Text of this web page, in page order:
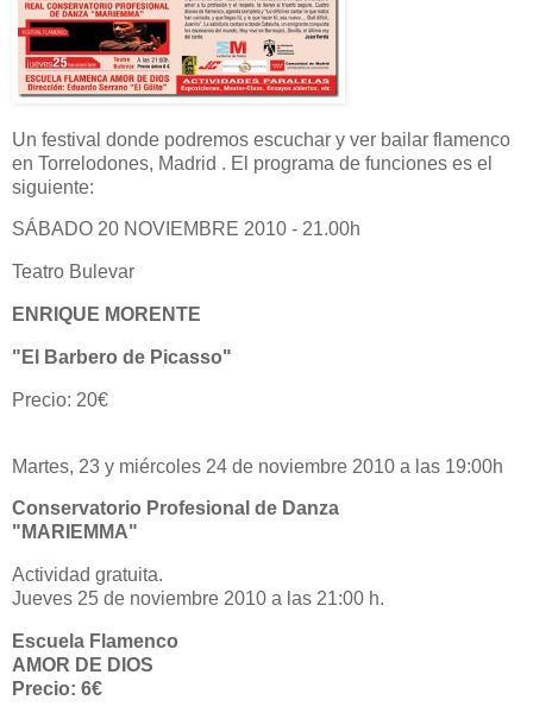
Un festival donde podremos escuchar y ver bailar flamenco
en Torrelodones, Madrid . El programa de funciones es el
siguiente:
SÁBADO 20 NOVIEMBRE 2010 - 21.00h
Teatro Bulevar
ENRIQUE MORENTE
"El Barbero de Picasso"
Precio: 20€
Martes, 23 y miércoles 24 de noviembre 2010 a las 19:00h
Conservatorio Profesional de Danza
"MARIEMMA"
Actividad gratuita.
Jueves 25 de noviembre 2010 a las 21:00 h.
Escuela Flamenco
AMOR DE DIOS
Precio: 6€